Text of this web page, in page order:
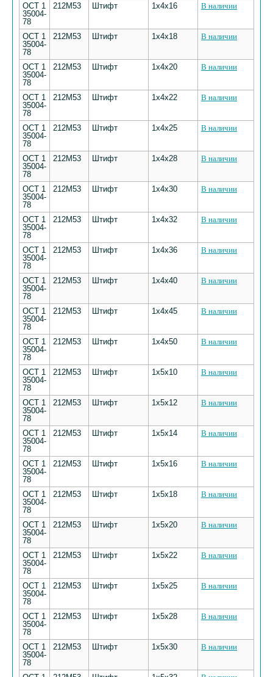
ОСТ 1
35004-
78
212М53 Штифт 1х4х16 В наличии
ОСТ 1
35004-
78
212М53 Штифт 1х4х18 В наличии
ОСТ 1
35004-
78
212М53 Штифт 1х4х20 В наличии
ОСТ 1
35004-
78
212М53 Штифт 1х4х22 В наличии
ОСТ 1
35004-
78
212М53 Штифт 1х4х25 В наличии
ОСТ 1
35004-
78
212М53 Штифт 1х4х28 В наличии
ОСТ 1
35004-
78
212М53 Штифт 1х4х30 В наличии
ОСТ 1
35004-
78
212М53 Штифт 1х4х32 В наличии
ОСТ 1
35004-
78
212М53 Штифт 1х4х36 В наличии
ОСТ 1
35004-
78
212М53 Штифт 1х4х40 В наличии
ОСТ 1
35004-
78
212М53 Штифт 1х4х45 В наличии
ОСТ 1
35004-
78
212М53 Штифт 1х4х50 В наличии
ОСТ 1
35004-
78
212М53 Штифт 1х5х10 В наличии
ОСТ 1
35004-
78
212М53 Штифт 1х5х12 В наличии
ОСТ 1
35004-
78
212М53 Штифт 1х5х14 В наличии
ОСТ 1
35004-
78
212М53 Штифт 1х5х16 В наличии
ОСТ 1
35004-
78
212М53 Штифт 1х5х18 В наличии
ОСТ 1
35004-
78
212М53 Штифт 1х5х20 В наличии
ОСТ 1
35004-
78
212М53 Штифт 1х5х22 В наличии
ОСТ 1
35004-
78
212М53 Штифт 1х5х25 В наличии
ОСТ 1
35004-
78
212М53 Штифт 1х5х28 В наличии
ОСТ 1
35004-
78
212М53 Штифт 1х5х30 В наличии